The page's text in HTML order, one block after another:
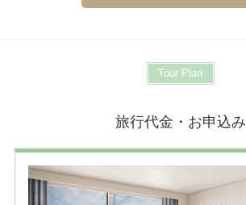
Tour Plan
旅行代金・お申込み